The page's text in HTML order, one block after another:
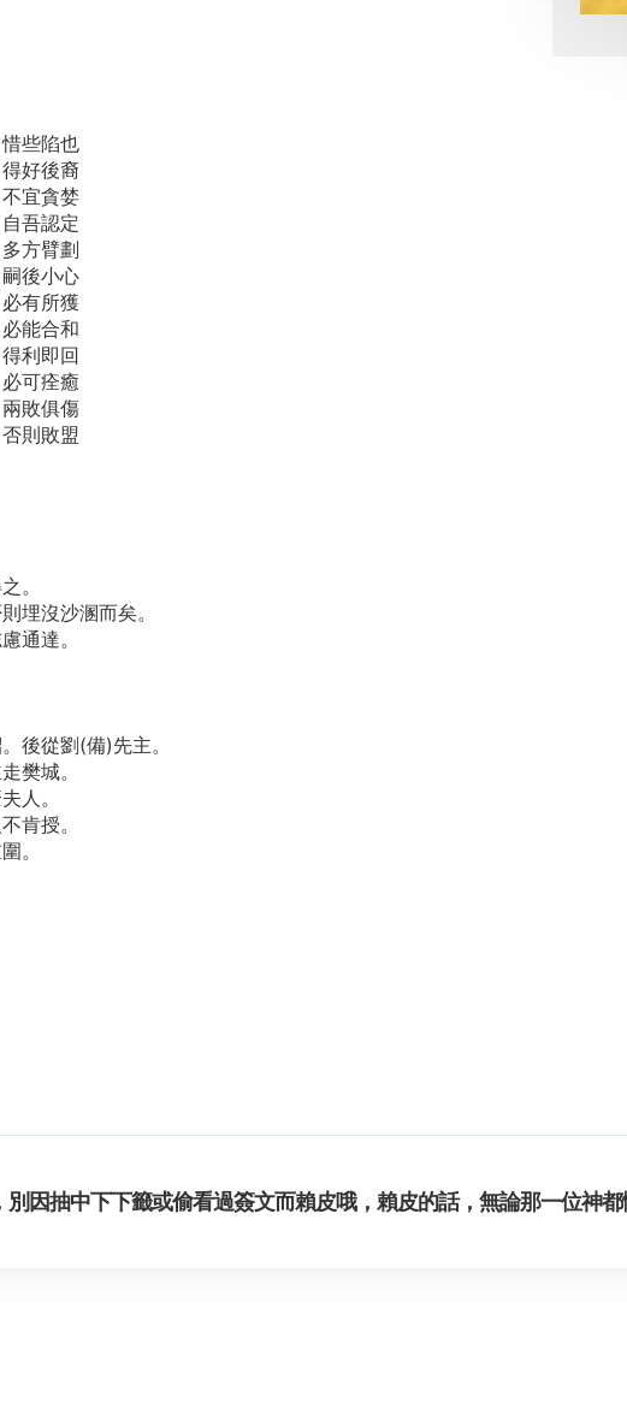
些陷也
好後裔
宜貪婪
吾認定
方臂劃
後小心
有所獲
能合和
利即回
可痊癒
敗俱傷
則敗盟
。
埋沒沙溷而矣。
通達。
後從劉(備)先主。
樊城。
人。
肯授。
。
因抽中下下籤或偷看過簽文而賴皮哦，賴皮的話，無論那一位神